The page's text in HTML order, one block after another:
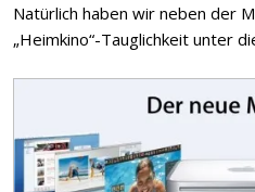
Natürlich haben wir neben der
„Heimkino“-Tauglichkeit unter